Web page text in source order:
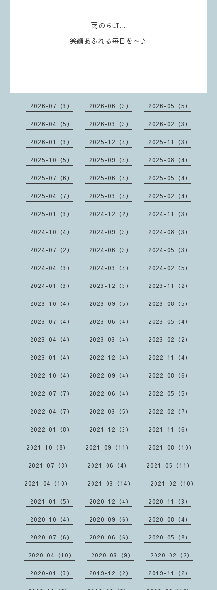
雨のち虹...
笑顔あふれる毎日を〜♪
2026-07（3） 2026-06（3） 2026-05（5）
2026-04（5） 2026-03（3） 2026-02（3）
2026-01（3） 2025-12（4） 2025-11（3）
2025-10（5） 2025-09（4） 2025-08（4）
2025-07（6） 2025-06（4） 2025-05（4）
2025-04（7） 2025-03（4） 2025-02（4）
2025-01（3） 2024-12（2） 2024-11（3）
2024-10（4） 2024-09（3） 2024-08（3）
2024-07（2） 2024-06（3） 2024-05（3）
2024-04（3） 2024-03（4） 2024-02（5）
2024-01（3） 2023-12（3） 2023-11（2）
2023-10（4） 2023-09（5） 2023-08（5）
2023-07（4） 2023-06（4） 2023-05（4）
2023-04（4） 2023-03（4） 2023-02（2）
2023-01（4） 2022-12（4） 2022-11（4）
2022-10（4） 2022-09（4） 2022-08（6）
2022-07（7） 2022-06（4） 2022-05（5）
2022-04（7） 2022-03（5） 2022-02（7）
2022-01（8） 2021-12（3） 2021-11（6）
2021-10（8） 2021-09（11） 2021-08（10）
2021-07（8） 2021-06（4） 2021-05（11）
2021-04（10） 2021-03（14） 2021-02（10）
2021-01（5） 2020-12（4） 2020-11（3）
2020-10（4） 2020-09（6） 2020-08（4）
2020-07（6） 2020-06（6） 2020-05（8）
2020-04（10） 2020-03（9） 2020-02（2）
2020-01（3） 2019-12（2） 2019-11（2）